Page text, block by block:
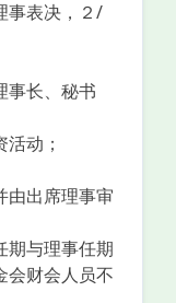
事表决，２/
事长、秘书
活动；
由出席理事审
期与理事任期
会财会人员不